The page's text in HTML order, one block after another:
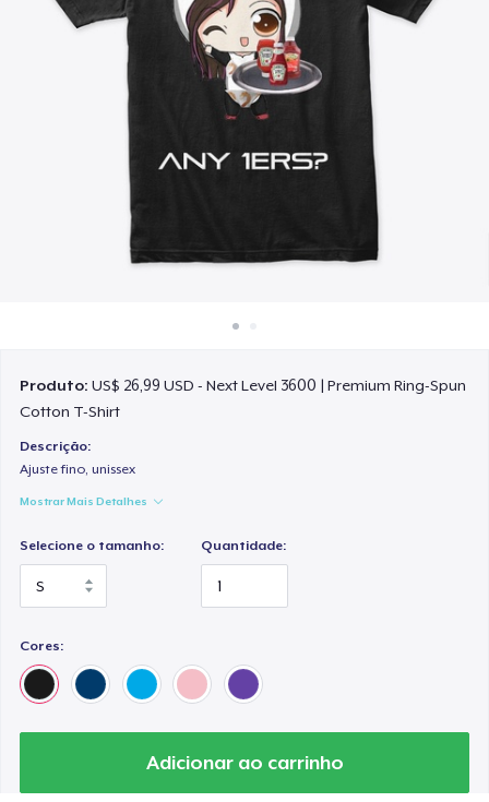
Venda em todo lugar
Venda qualquer coisa
Produto:US$ 26,99 USD - Next Level 3600 | Premium Ring-Spun
Cotton T-Shirt
Descrição:
Ajuste fino, unissex
Mostrar Mais Detalhes
Selecione o tamanho: Quantidade:
Cores:
Adicionar ao carrinho